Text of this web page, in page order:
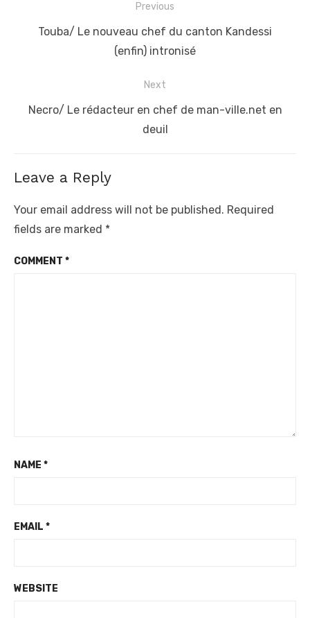
navigation
Previous
Previous
Touba/ Le nouveau chef du canton Kandessi
(enfin) intronisé
Next
Next
Necro/ Le rédacteur en chef de man-ville.net en
deuil
Leave a Reply
Your email address will not be published. Required
fields are marked *
COMMENT *
NAME *
EMAIL *
WEBSITE